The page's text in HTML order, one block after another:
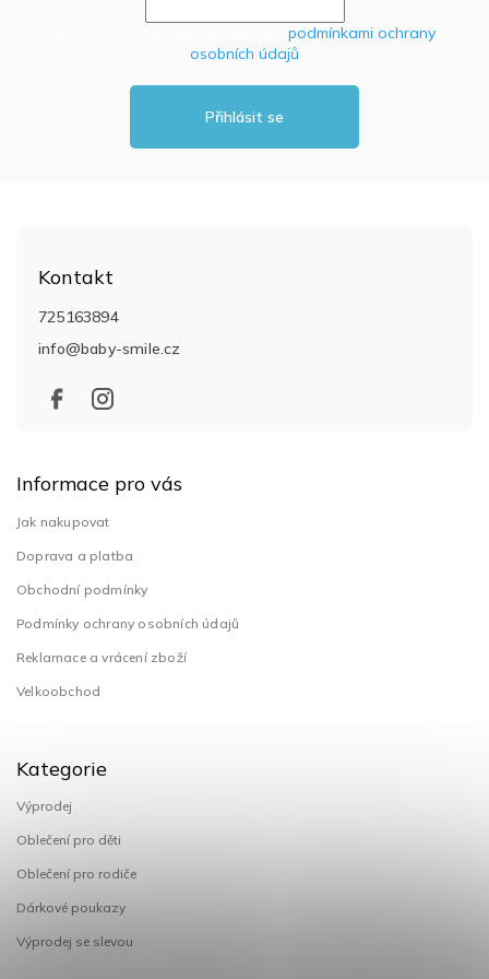
podmínkami ochrany
osobních údajů
Přihlásit se
Kontakt
info@baby-smile.cz
725163894
Informace pro vás
Jak nakupovat
Doprava a platba
Obchodní podmínky
Podmínky ochrany osobních údajů
Reklamace a vrácení zboží
Velkoobchod
Kategorie
Výprodej
Oblečení pro děti
Oblečení pro rodiče
Dárkové poukazy
Výprodej se slevou